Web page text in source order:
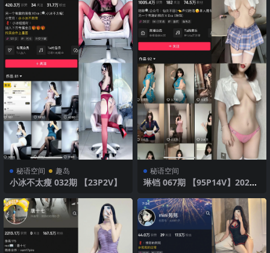
秘语空间 趣岛
小冰不太瘦 032期 【23P2V】
秘语空间
琳铛 067期 【95P14V】2025